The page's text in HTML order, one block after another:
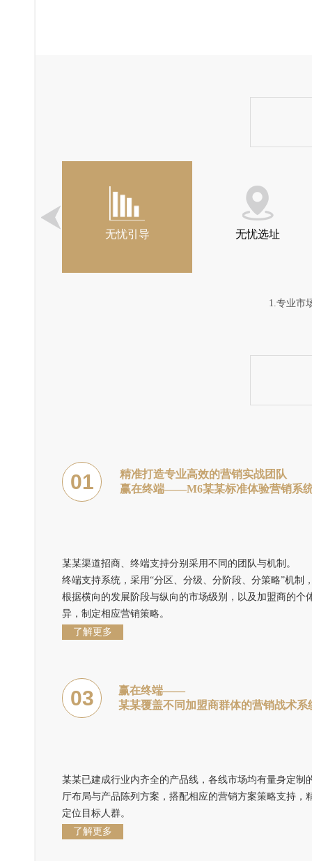
无忧引导 无忧选址
1.专业市
01
精准打造专业高效的营销实战团队
赢在终端——M6某某标准体验营销系
某某渠道招商、终端支持分别采用不同的团队与机制。
终端支持系统，采用“分区、分级、分阶段、分策略”机制
根据横向的发展阶段与纵向的市场级别，以及加盟商的个
异，制定相应营销策略。
了解更多
03
赢在终端——
某某覆盖不同加盟商群体的营销战术系
某某已建成行业内齐全的产品线，各线市场均有量身定制
厅布局与产品陈列方案，搭配相应的营销方案策略支持，
定位目标人群。
了解更多